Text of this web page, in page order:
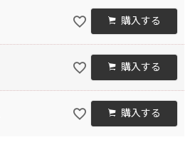
購入する
購入する
購入する